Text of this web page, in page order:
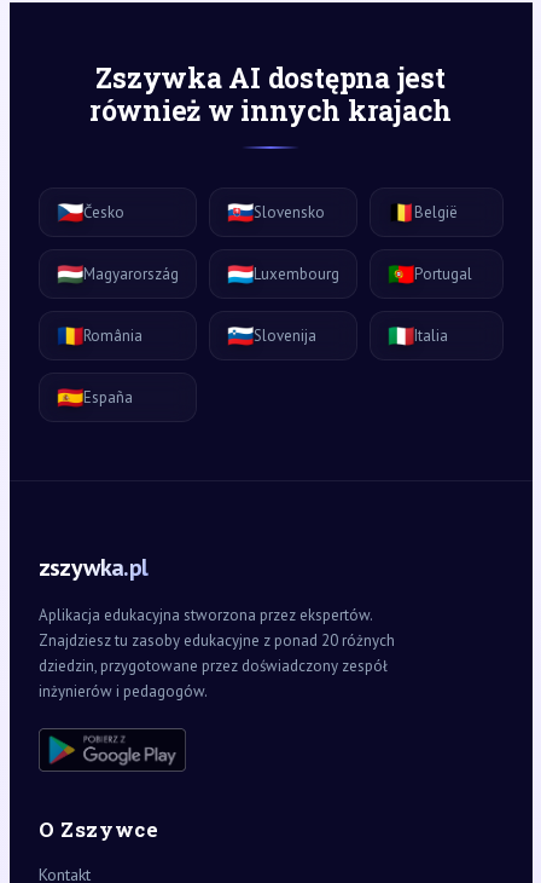
Zszywka AI dostępna jest
również w innych krajach
🇨🇿Česko 🇸🇰Slovensko 🇧🇪België
🇭🇺Magyarország 🇱🇺Luxembourg 🇵🇹Portugal
🇷🇴România 🇸🇮Slovenija 🇮🇹Italia
🇪🇸España
zszywka.pl
Aplikacja edukacyjna stworzona przez ekspertów.
Znajdziesz tu zasoby edukacyjne z ponad 20 różnych
dziedzin, przygotowane przez doświadczony zespół
inżynierów i pedagogów.
O Zszywce
Kontakt